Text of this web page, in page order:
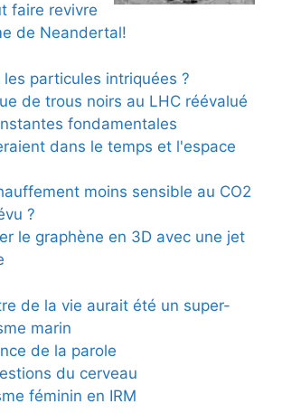
faire revivre
de Neandertal!
les particules intriquées ?
de trous noirs au LHC réévalué
fondamentales
dans le temps et l'espace
moins sensible au CO2
?
le graphène en 3D avec une jet
de la vie aurait été un super-
marin
de la parole
du cerveau
féminin en IRM